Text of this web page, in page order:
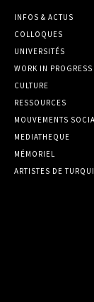
INFOS & ACTUS
COLLOQUES
UNIVERSITÉS
WORK IN PROGRESS
CULTURE
RESSOURCES
MOUVEMENTS
MEDIATHEQUE
MÉMORIEL
ARTISTES DE